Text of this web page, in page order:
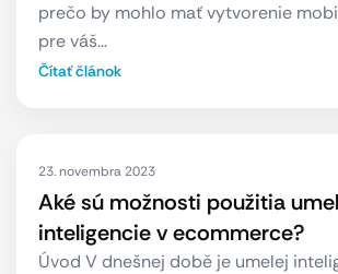
prečo by mohlo mať vytvorenie
pre váš…
Čítať článok
23. novembra 2023
Aké sú možnosti použitia
inteligencie v ecommerce?
Úvod V dnešnej době je umelej